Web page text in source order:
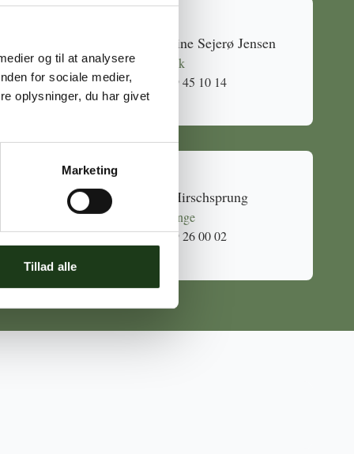
og til at analysere
for sociale medier,
oplysninger, du har givet
Marketing
Tillad alle
Caroline Sejerø Jensen
Holbæk
59 45 10 14
Mia Hirschsprung
Svinninge
59 26 00 02